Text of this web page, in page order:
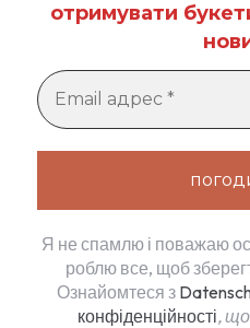
отримувати
Я не спамлю і поважаю
роблю все, щоб
Ознайомтеся з
конфіденційності,